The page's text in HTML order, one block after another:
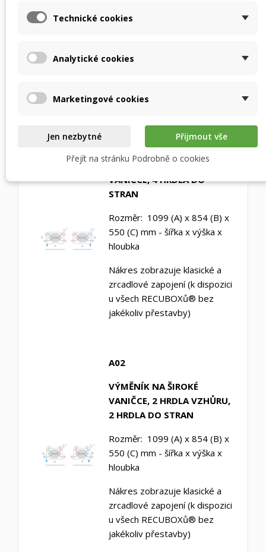
POHLED NA RECUBOX Z ČELA A
ROZMĚRY JSOU BEZ IZOLACE, TU JE TŘEBA
jiné skutečnosti, budeme Vás po objednání
VÝMĚNÍK NA ŠIROKÉ
VANIČCE, 4 HRDLA DO
STRAN
Rozměr: 1099 (A) x 854 (B) x
550 (C) mm - šířka x výška x
hloubka
Nákres zobrazuje klasické a
zrcadlové zapojení (k dispozici
u všech RECUBOXů® bez
jakékoliv přestavby)
A02
VÝMĚNÍK NA ŠIROKÉ
VANIČCE, 2 HRDLA VZHŮRU,
2 HRDLA DO STRAN
Rozměr: 1099 (A) x 854 (B) x
550 (C) mm - šířka x výška x
hloubka
Nákres zobrazuje klasické a
zrcadlové zapojení (k dispozici
u všech RECUBOXů® bez
jakékoliv přestavby)
Technické cookies
Analytické cookies
Marketingové cookies
Jen nezbytné
Přijmout vše
Přejít na stránku Podrobně o cookies